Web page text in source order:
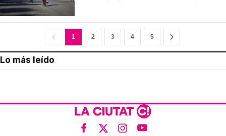
1 2 3 4 5
Lo más leído